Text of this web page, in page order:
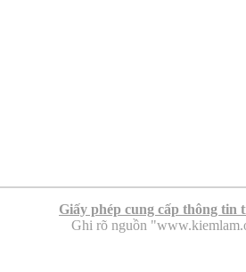
Giấy phép cung cấp thông tin
Ghi rõ nguồn